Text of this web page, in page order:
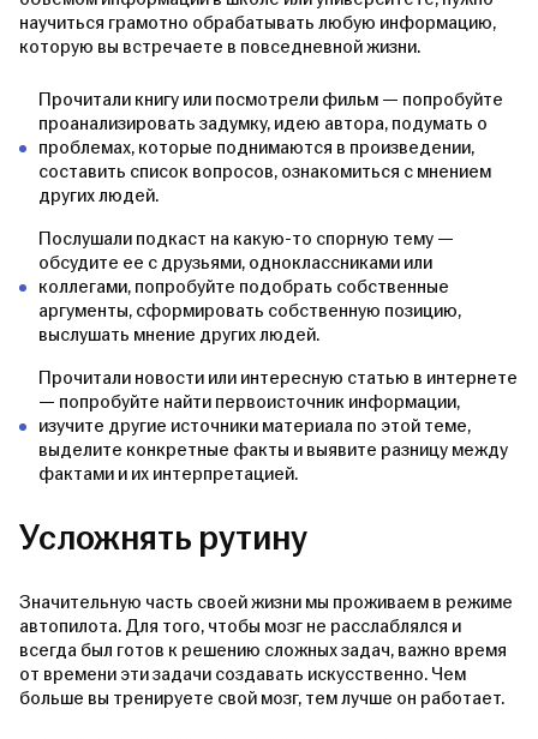
научиться грамотно обрабатывать любую информацию,
которую вы встречаете в повседневной жизни.
Прочитали книгу или посмотрели фильм — попробуйте
проанализировать задумку, идею автора, подумать о
проблемах, которые поднимаются в произведении,
составить список вопросов, ознакомиться с мнением
других людей.
Послушали подкаст на какую-то спорную тему —
обсудите ее с друзьями, одноклассниками или
коллегами, попробуйте подобрать собственные
аргументы, сформировать собственную позицию,
выслушать мнение других людей.
Прочитали новости или интересную статью в интернете
— попробуйте найти первоисточник информации,
изучите другие источники материала по этой теме,
выделите конкретные факты и выявите разницу между
фактами и их интерпретацией.
Усложнять рутину
Значительную часть своей жизни мы проживаем в режиме
автопилота. Для того, чтобы мозг не расслаблялся и
всегда был готов к решению сложных задач, важно время
от времени эти задачи создавать искусственно. Чем
больше вы тренируете свой мозг, тем лучше он работает.